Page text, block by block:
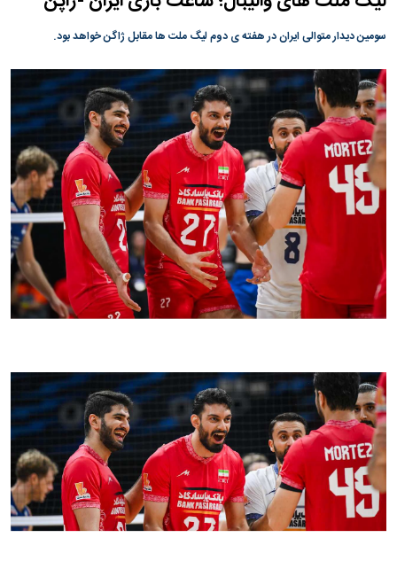
سومین دیدار متوالی ایران در هفته ی دوم لیگ ملت ها مقابل ژاگن خواهد بود.